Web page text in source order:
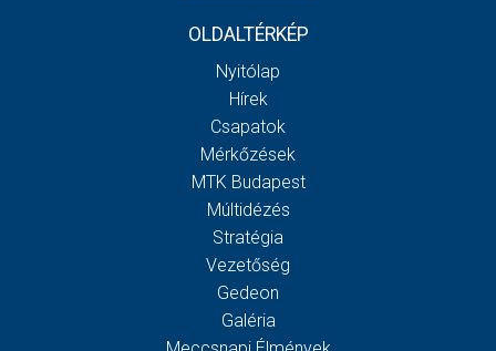
OLDALTÉRKÉP
Nyitólap
Hírek
Csapatok
Mérkőzések
MTK Budapest
Múltidézés
Stratégia
Vezetőség
Gedeon
Galéria